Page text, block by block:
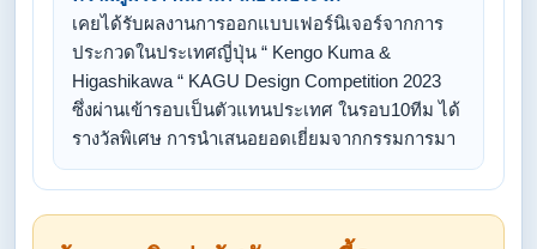
เคยได้รับผลงานการออกแบบเฟอร์นิเจอร์จากการ
ประกวดในประเทศญี่ปุ่น “ Kengo Kuma &
Higashikawa “ KAGU Design Competition 2023
ซึ่งผ่านเข้ารอบเป็นตัวแทนประเทศ ในรอบ10ทีม ได้
รางวัลพิเศษ การนำเสนอยอดเยี่ยมจากกรรมการมา